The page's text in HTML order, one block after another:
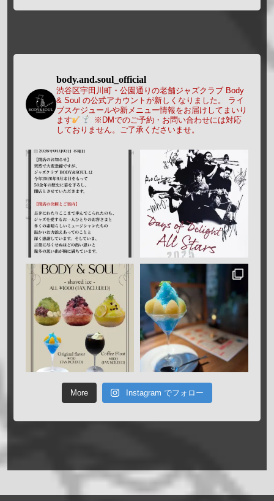
body.and.soul_official
渋谷区宇田川町・公園通りの老舗ジャズクラブ Body
& Soul の公式アカウントが新しくなりました。
ライ
ブスケジュールや新メニュー情報をお届けしてまいり
ます
※DMでのご予約・お問い合わせには対応
しておりません。ご了承くださいませ。
More Instagram でフォロー